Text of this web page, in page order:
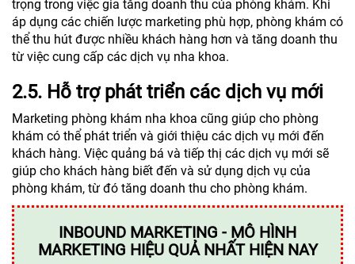
trọng trong việc gia tăng doanh thu của phòng khám. Khi
áp dụng các chiến lược marketing phù hợp, phòng khám có
thể thu hút được nhiều khách hàng hơn và tăng doanh thu
từ việc cung cấp các dịch vụ nha khoa.
2.5. Hỗ trợ phát triển các dịch vụ mới
Marketing phòng khám nha khoa cũng giúp cho phòng
khám có thể phát triển và giới thiệu các dịch vụ mới đến
khách hàng. Việc quảng bá và tiếp thị các dịch vụ mới sẽ
giúp cho khách hàng biết đến và sử dụng dịch vụ của
phòng khám, từ đó tăng doanh thu cho phòng khám.
INBOUND MARKETING - MÔ HÌNH
MARKETING HIỆU QUẢ NHẤT HIỆN NAY